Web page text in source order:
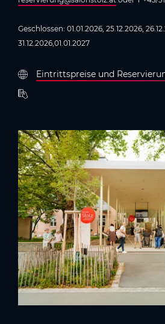
Geschlossen: 01.01.2026, 25.12.2026,
31.12.2026,01.01.2027
Eintrittspreise und